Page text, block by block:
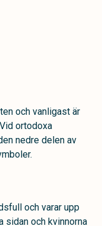
och vanligast är
ortodoxa
nedre delen av
och varar upp
sidan och kvinnorna